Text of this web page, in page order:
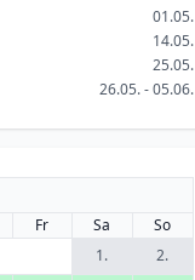
01.05.
14.05.
25.05.
26.05. - 05.06.
Fr Sa
So
1.
2.